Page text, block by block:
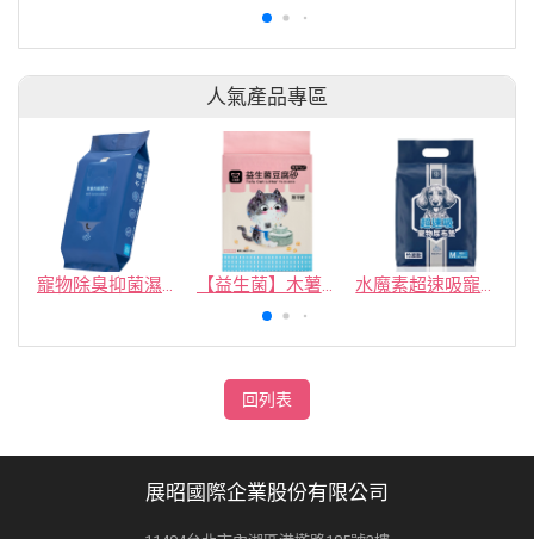
人氣產品專區
寵物除臭抑菌濕紙巾／30抽／無味【4包100】 【益生菌】木薯豆腐砂/豆腐砂 (1包最低$119起)抽貓砂機 水魔素超速吸寵物尿布墊買1送1
回列表
展昭國際企業股份有限公司